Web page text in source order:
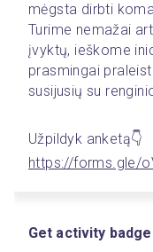
mėgsta dirbti
Turime nemažai
įvyktų, ieškome
prasmingai
susijusių su
Užpildyk anketą👇
https://forms.gle/
Get activity badge